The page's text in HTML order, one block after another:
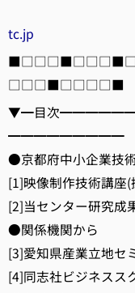
tc.jp
□□□■□□□□■
▼━目次
━━━━━━━━━
●京都府中小企業技
[1]映像制作技術講座
[2]当センター研究成
●関係機関から
[3]愛知県産業立地セ
[4]同志社ビジネスス